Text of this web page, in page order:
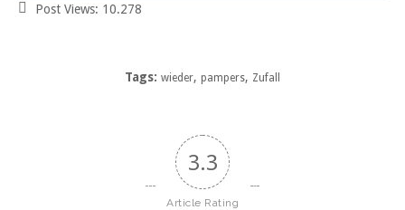
Post Views: 10.278
Tags: wieder, pampers, Zufall
3.3
Article Rating